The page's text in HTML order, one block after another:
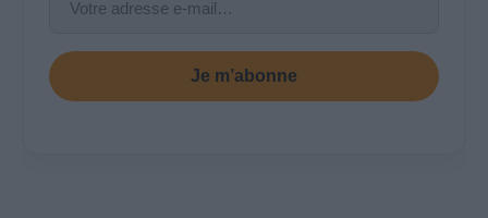
Je m’abonne